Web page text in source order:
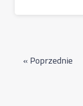
« Poprzednie